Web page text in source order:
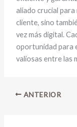
aliado crucial
cliente, sino
vez más digital.
oportunidad para
valiosas entre las
ANTERIOR